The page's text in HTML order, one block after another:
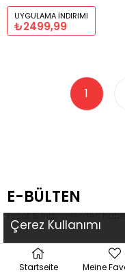
UYGULAMA İNDIRIMI
₺2499,99
1
E-BÜLTEN
Fırsat & indirimlerden
Çerez Kullanımı
Startseite Meine